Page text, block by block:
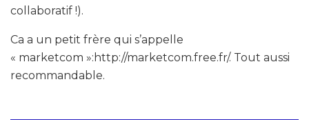
collaboratif !).
Ca a un petit frère qui s’appelle
« marketcom »:http://marketcom.free.fr/. Tout aussi
recommandable.